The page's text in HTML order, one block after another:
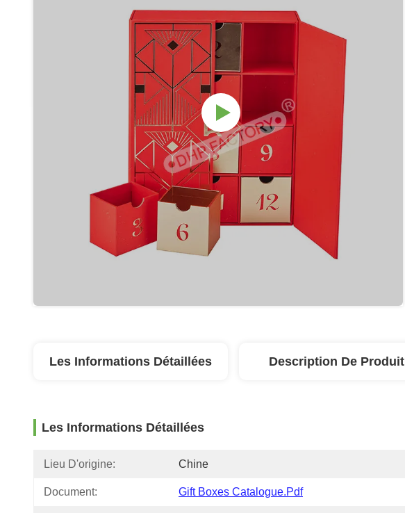
Les Informations Détaillées Description De Produit
Les Informations Détaillées
Lieu D'origine: Chine
Document: Gift Boxes Catalogue.pdf